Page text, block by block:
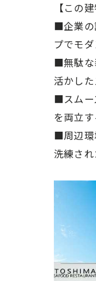
【この
■企業の
プでモ
■無駄な
活かし
■スムー
を両立
■周辺環
洗練さ